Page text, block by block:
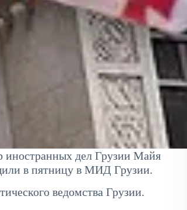
иностранных дел Грузии Майя
в пятницу в МИД Грузии.
ведомства Грузии.